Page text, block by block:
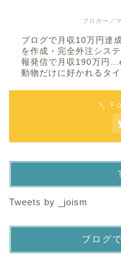
ブロガー／
ブログで月収10万円達
を作成・完全外注シス
報発信で月収190万円
動物だけに好かれるタイ
＼
Tweets by _joism
ブログ